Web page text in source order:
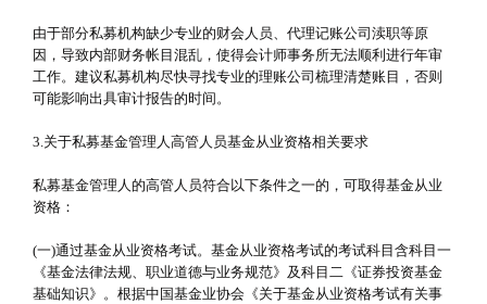
由于部分私募机构缺少专业的财会人员、代理记账公司渎职等原
因，导致内部财务帐目混乱，使得会计师事务所无法顺利进行年审
工作。建议私募机构尽快寻找专业的理账公司梳理清楚账目，否则
可能影响出具审计报告的时间。
3.关于私募基金管理人高管人员基金从业资格相关要求
私募基金管理人的高管人员符合以下条件之一的，可取得基金从业
资格：
(一)通过基金从业资格考试。基金从业资格考试的考试科目含科目一
《基金法律法规、职业道德与业务规范》及科目二《证券投资基金
基础知识》。根据中国基金业协会《关于基金从业资格考试有关事